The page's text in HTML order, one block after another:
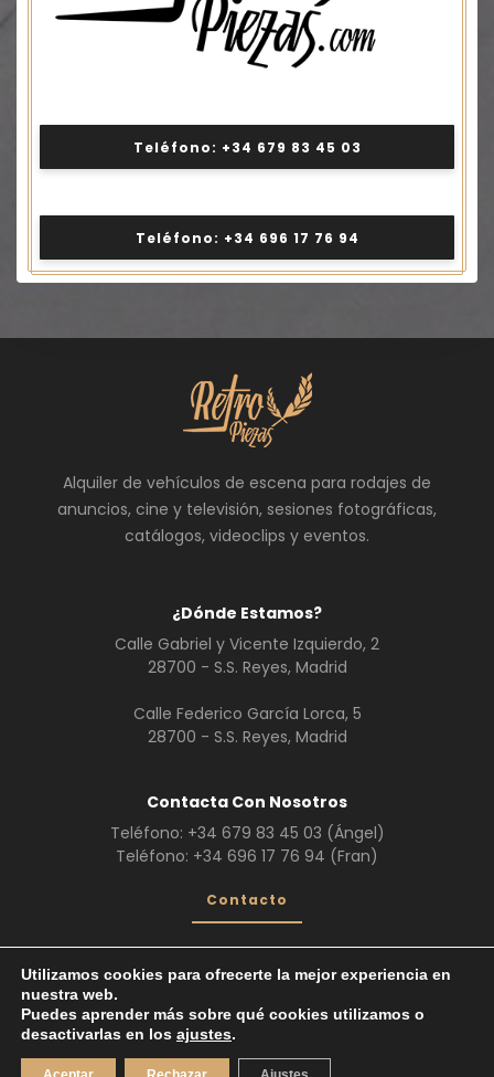
Teléfono: +34 679 83 45 03
Teléfono: +34 696 17 76 94
¿Dónde Estamos?
Calle Gabriel y Vicente Izquierdo, 2
28700 - S.S. Reyes, Madrid
Calle Federico García Lorca, 5
28700 - S.S. Reyes, Madrid
Alquiler de vehículos de escena para rodajes de
anuncios, cine y televisión, sesiones fotográficas,
catálogos, videoclips y eventos.
Contacta Con Nosotros
Teléfono: +34 679 83 45 03 (Ángel)
Teléfono: +34 696 17 76 94 (Fran)
Contacto
¿Quiénes Somos?
Trabajos realizados
Vehículos de Escena© 2026. Todos los derechos reservados.
Utilizamos cookies para ofrecerte la mejor experiencia en
nuestra web.
Puedes aprender más sobre qué cookies utilizamos o
desactivarlas en los ajustes.